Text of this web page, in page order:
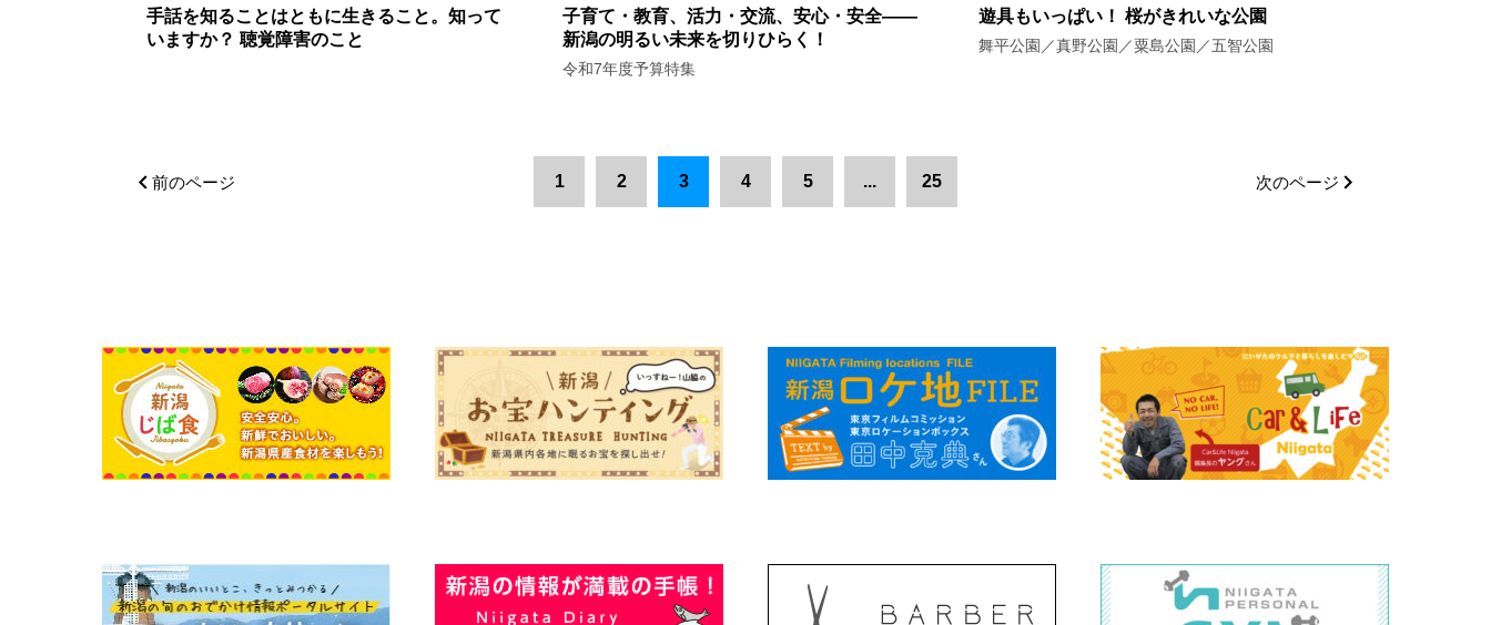
手話を知ることはともに生きること。知って
いますか？ 聴覚障害のこと
子育て・教育、活力・交流、安心・安全——
新潟の明るい未来を切りひらく！
令和7年度予算特集
遊具もいっぱい！ 桜がきれいな公園
舞平公園／真野公園／粟島公園／五智公園
前のページ 1 2 3 4 5 ... 25 次のページ